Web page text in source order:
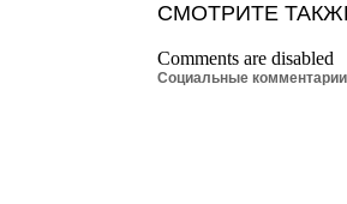
СМОТРИТЕ
Comments are disabled
Социальные